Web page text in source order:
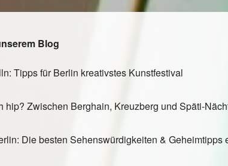
Blog
Tipps für Berlin kreativstes Kunstfestival
hip? Zwischen Berghain, Kreuzberg und Späti-
Die besten Sehenswürdigkeiten & Geheimtipps